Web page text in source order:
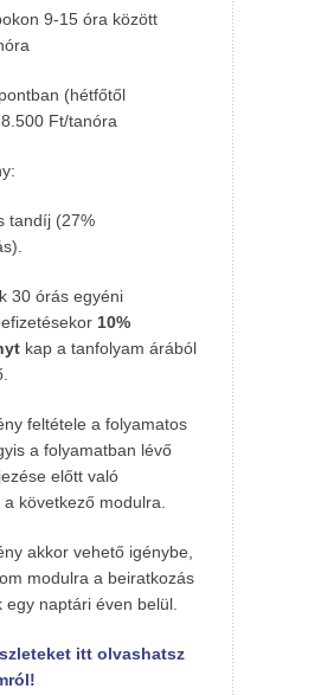
9-15 óra között
(hétfőtől
Ft/tanóra
tandíj (27%
30 órás egyéni
10%
kap a tanfolyam árából
feltétele a folyamatos
a folyamatban lévő
előtt való
a következő modulra.
akkor vehető igénybe,
modulra a beiratkozás
egy naptári éven belül.
itt olvashatsz